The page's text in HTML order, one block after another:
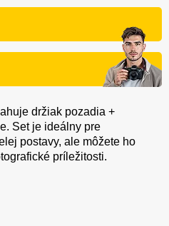
držiak pozadia +
Set je ideálny pre
postavy, ale môžete ho
príležitosti.